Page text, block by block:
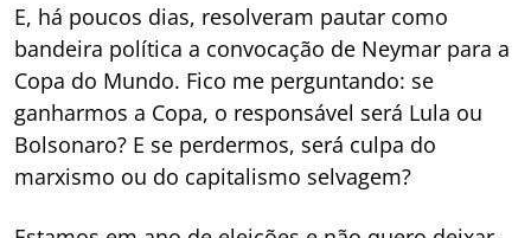
E, há poucos dias, resolveram pautar como
bandeira política a convocação de Neymar para a
Copa do Mundo. Fico me perguntando: se
ganharmos a Copa, o responsável será Lula ou
Bolsonaro? E se perdermos, será culpa do
marxismo ou do capitalismo selvagem?